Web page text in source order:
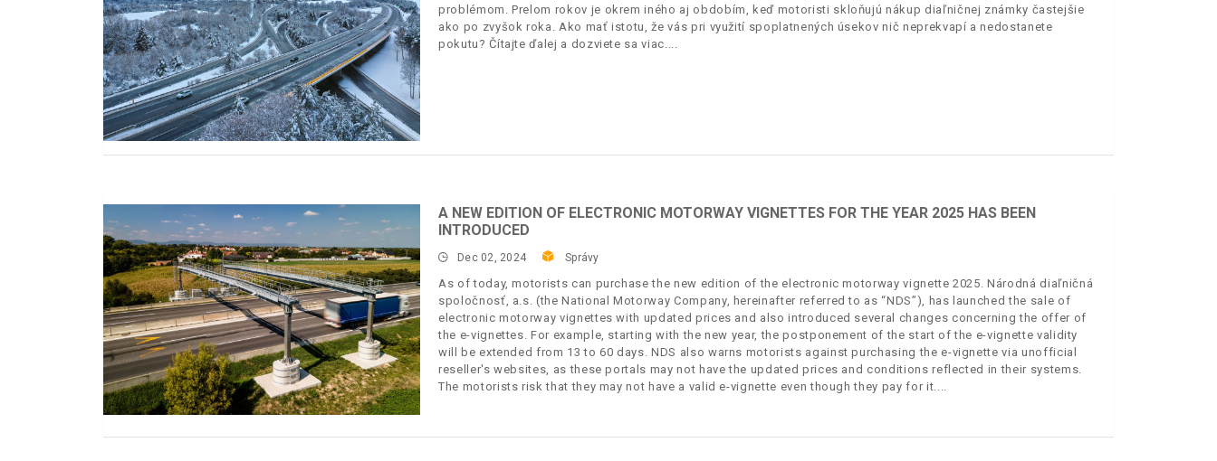
problémom. Prelom rokov je okrem iného aj obdobím, keď motoristi skloňujú nákup diaľničnej známky častejšie
ako po zvyšok roka. Ako mať istotu, že vás pri využití spoplatnených úsekov nič neprekvapí a nedostanete
pokutu? Čítajte ďalej a dozviete sa viac.
A NEW EDITION OF ELECTRONIC MOTORWAY VIGNETTES FOR THE YEAR 2025 HAS BEEN
INTRODUCED
Dec 02, 2024 Správy
As of today, motorists can purchase the new edition of the electronic motorway vignette 2025. Národná diaľničná
spoločnosť, a.s. (the National Motorway Company, hereinafter referred to as “NDS”), has launched the sale of
electronic motorway vignettes with updated prices and also introduced several changes concerning the offer of
the e-vignettes. For example, starting with the new year, the postponement of the start of the e-vignette validity
will be extended from 13 to 60 days. NDS also warns motorists against purchasing the e-vignette via unofficial
reseller's websites, as these portals may not have the updated prices and conditions reflected in their systems.
The motorists risk that they may not have a valid e-vignette even though they pay for it.